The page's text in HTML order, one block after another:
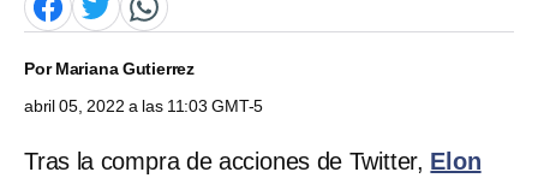
PorMariana Gutierrez
abril 05, 2022 a las 11:03 GMT-5
Tras la compra de acciones de Twitter, Elon